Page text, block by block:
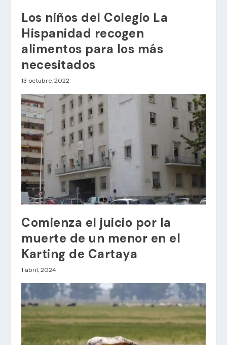
Los niños del Colegio La
Hispanidad recogen
alimentos para los más
necesitados
13 octubre, 2022
Comienza el juicio por la
muerte de un menor en el
Karting de Cartaya
1 abril, 2024